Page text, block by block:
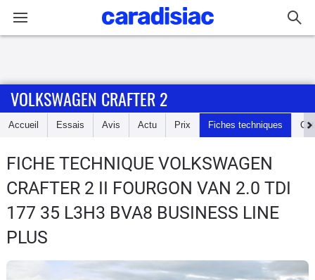
Accueil
Essais
Guide
d'achat
Electriques
VOLKSWAGEN CRAFTER 2
Accueil Essais Avis Actu Prix Fiches techniques
FICHE TECHNIQUE VOLKSWAGEN
CRAFTER 2 II FOURGON VAN 2.0 TDI
177 35 L3H3 BVA8 BUSINESS LINE
PLUS